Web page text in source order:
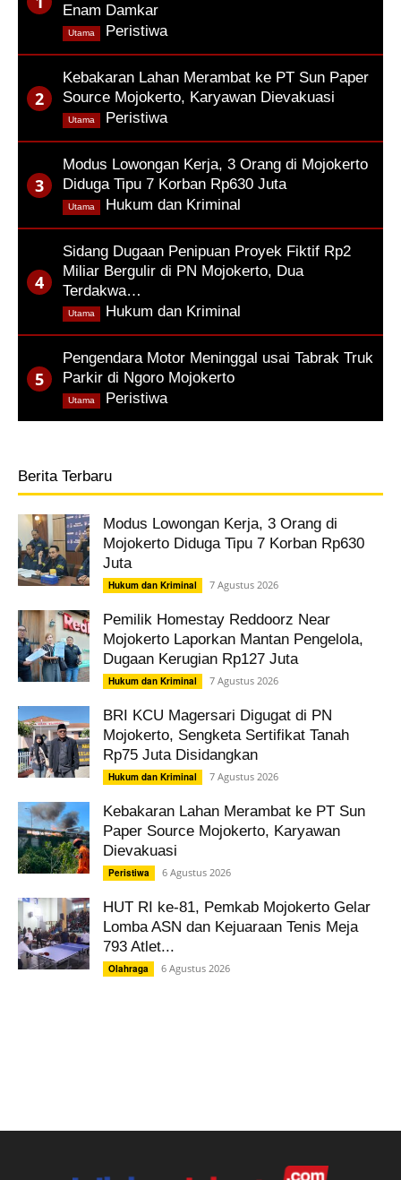
Enam Damkar
Peristiwa,
Utama
Kebakaran Lahan Merambat ke PT Sun Paper
Source Mojokerto, Karyawan Dievakuasi
Peristiwa,
Utama
Modus Lowongan Kerja, 3 Orang di Mojokerto
Diduga Tipu 7 Korban Rp630 Juta
Hukum dan Kriminal
Utama
Sidang Dugaan Penipuan Proyek Fiktif Rp2
Miliar Bergulir di PN Mojokerto, Dua
Terdakwa…
Hukum dan Kriminal
Utama
Pengendara Motor Meninggal usai Tabrak Truk
Parkir di Ngoro Mojokerto
Peristiwa,
Utama
Berita Terbaru
Modus Lowongan Kerja, 3 Orang di
Mojokerto Diduga Tipu 7 Korban Rp630
Juta
Hukum dan Kriminal 7 Agustus 2026
Pemilik Homestay Reddoorz Near
Mojokerto Laporkan Mantan Pengelola,
Dugaan Kerugian Rp127 Juta
Hukum dan Kriminal 7 Agustus 2026
BRI KCU Magersari Digugat di PN
Mojokerto, Sengketa Sertifikat Tanah
Rp75 Juta Disidangkan
Hukum dan Kriminal 7 Agustus 2026
Kebakaran Lahan Merambat ke PT Sun
Paper Source Mojokerto, Karyawan
Dievakuasi
Peristiwa 6 Agustus 2026
HUT RI ke-81, Pemkab Mojokerto Gelar
Lomba ASN dan Kejuaraan Tenis Meja
793 Atlet...
Olahraga 6 Agustus 2026